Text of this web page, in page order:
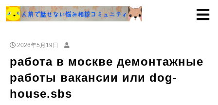
2026年5月19日
работа в москве демонтажные
работы вакансии или dog-
house.sbs